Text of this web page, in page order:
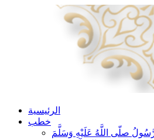
الرئيسية
خطب
صلّى اللَّهُ عَلَيْهِ وَسَلَّمَ